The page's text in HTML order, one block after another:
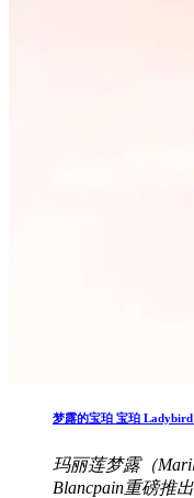
梦露的宝珀 宝珀
玛丽莲梦露（
Blancpain重磅推